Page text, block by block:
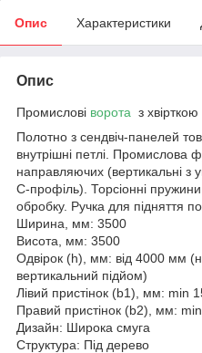
Опис Характеристики
Опис
Промислові ворота з хвірткою
Полотно з сендвіч-панелей
внутрішні петлі. Промислова
направляючих (вертикальні з
С-профіль). Торсіонні
обробку. Ручка для підняття
Ширина, мм: 3500
Висота, мм: 3500
Одвірок (h), мм: від 4000 мм
вертикальний підйом)
Лівий пристінок (b1), мм: min
Правий пристінок (b2), мм:
Дизайн: Широка смуга
Структура: Під дерево